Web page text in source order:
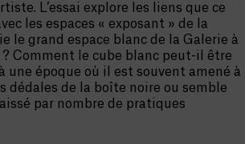
L’essai explore les liens que ce
les espaces « exposant » de la
le grand espace blanc de la Galerie à
Comment le cube blanc peut-il être
une époque où il est souvent amené à
dédales de la boîte noire ou semble
par nombre de pratiques